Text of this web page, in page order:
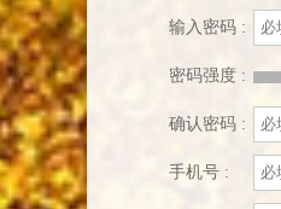
输入密码 :
密码强度 :
确认密码 :
手机号 :